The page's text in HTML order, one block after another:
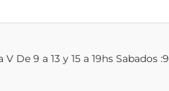
De 9 a 13 y 15 a 19hs Sabados :9